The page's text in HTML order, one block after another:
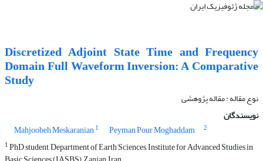
Discretized Adjoint State Time and Frequency
Domain Full Waveform Inversion: A Comparative
Study
نوع مقاله : مقاله پژوهشی‌
نویسندگان
Mahjoobeh Meskaranian1 Peyman Pour Moghaddam
2
1PhD student, Department of Earth Sciences, Institute for Advanced Studies in